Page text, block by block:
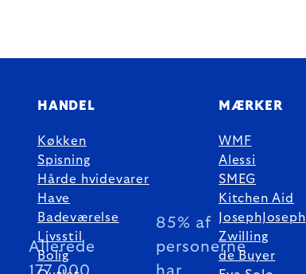
Allerede
177 000
85% af
personerne
har
HANDEL
Køkken
Spisning
Hårde hvidevarer
Have
Badeværelse
Livsstil
Bolig
MÆRKER
WMF
Alessi
SMEG
Kitchen Aid
JosephJoseph
Zwilling
de Buyer